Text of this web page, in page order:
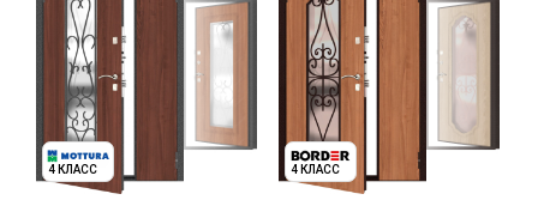
4 КЛАСС 4 КЛАСС